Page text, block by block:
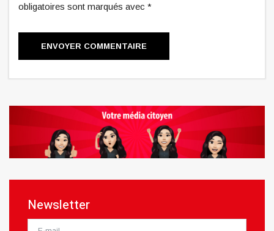
obligatoires sont marqués avec *
ENVOYER COMMENTAIRE
Newsletter